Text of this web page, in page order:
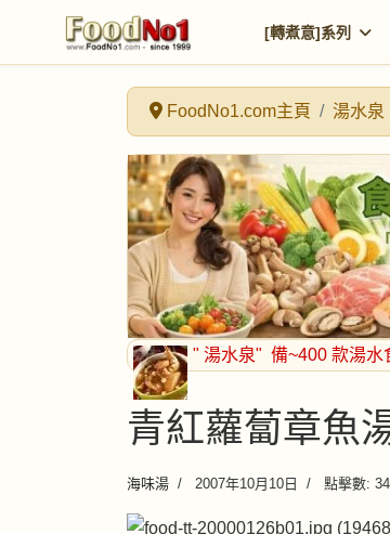
[轉煮意]系列
FoodNo1.com主頁 湯水泉
" 湯水泉" 備~400 款湯水
青紅蘿蔔章魚
海味湯 2007年10月10日 點擊數: